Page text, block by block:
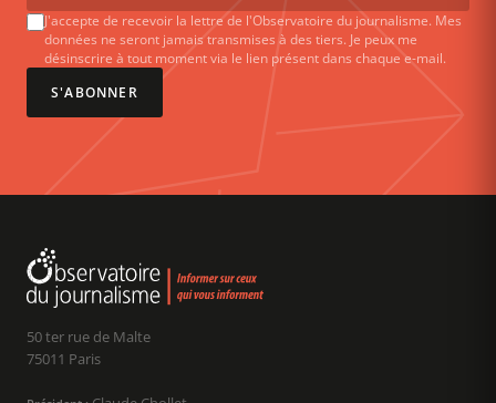
J'accepte de recevoir la lettre de l'Observatoire du journalisme. Mes
données ne seront jamais transmises à des tiers. Je peux me
désinscrire à tout moment via le lien présent dans chaque e-mail.
S'ABONNER
50 ter rue de Malte
75011 Paris